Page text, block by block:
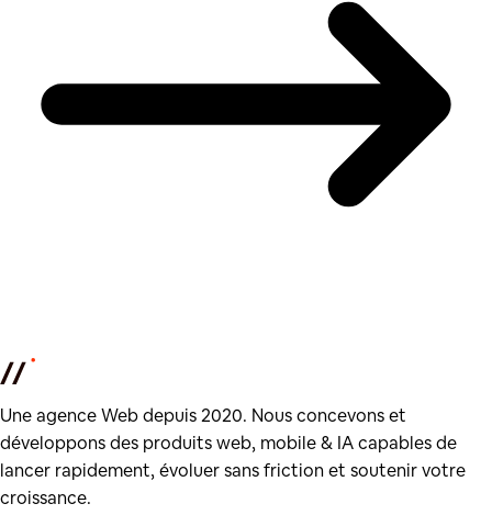
Une agence Web depuis 2020. Nous concevons et
développons des produits web, mobile & IA capables de
lancer rapidement, évoluer sans friction et soutenir votre
croissance.